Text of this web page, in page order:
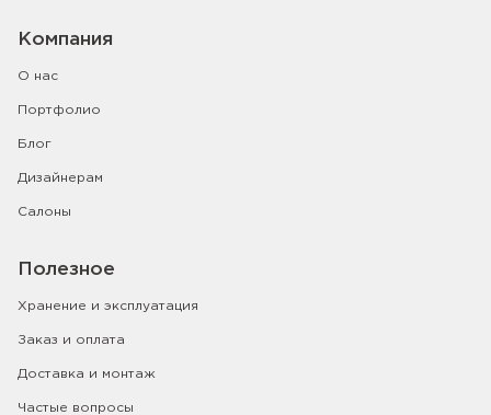
Компания
О нас
Портфолио
Блог
Дизайнерам
Салоны
Полезное
Хранение и эксплуатация
Заказ и оплата
Доставка и монтаж
Частые вопросы